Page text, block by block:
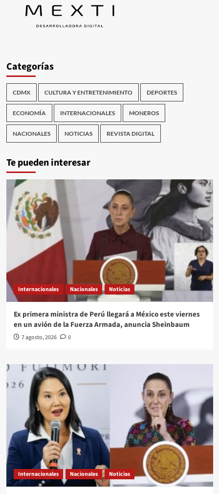
Categorías
CDMX CULTURA Y ENTRETENIMIENTO DEPORTES
ECONOMÍA INTERNACIONALES MONEROS
NACIONALES NOTICIAS REVISTA DIGITAL
Te pueden interesar
Internacionales Nacionales Noticias
Ex primera ministra de Perú llegará a México este viernes
en un avión de la Fuerza Armada, anuncia Sheinbaum
7 agosto, 2026 0
Internacionales Nacionales Noticias